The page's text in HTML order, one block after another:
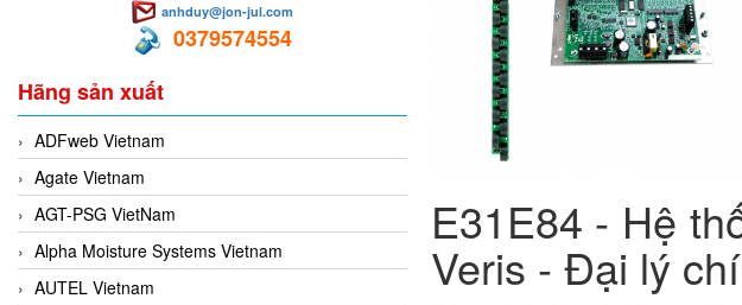
anhduy@jon-jul.com
0379574554
Hãng sản xuất
ADFweb Vietnam
Agate Vietnam
AGT-PSG VietNam
Alpha Moisture Systems Vietnam
AUTEL Vietnam
E31E84 - Hệ
Veris - Đại lý